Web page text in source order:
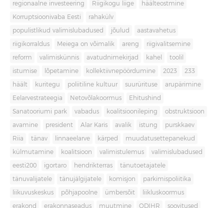
regionaalne investeering Riigikogu liige häälteostmine
Korruptsioonivaba Eesti rahakülv
populistlikud valimislubadused jõulud aastavahetus
riigikorraldus Meiega on võimalik areng riigivalitsemine
reform valimiskünnis avatudnimekirjad kahel toolil
istumise lõpetamine kollektiivnepöördumine 2023 233
häält kuritegu poliitiline kultuur suurürituse arupärimine
Eelarvestrateegia Netovõlakoormus Ehitushind
Sanatooriumi park vabadus koalitsioonileping obstruktsioon
avamine president Alar Karis avalik istung purskkaev
Riia tänav linnaeelarve kärped muudatusettepanekud
külmutamine koalitsioon valimistulemus valimislubadused
eesti200 igortaro hendrikterras tänutoetajatele
tänuvalijatele tänujälgijatele komisjon parkimispoliitika
liikuvuskeskus põhjapoolne ümbersõit liikluskoormus
erakond erakonnaseadus muutmine ODIHR soovitused